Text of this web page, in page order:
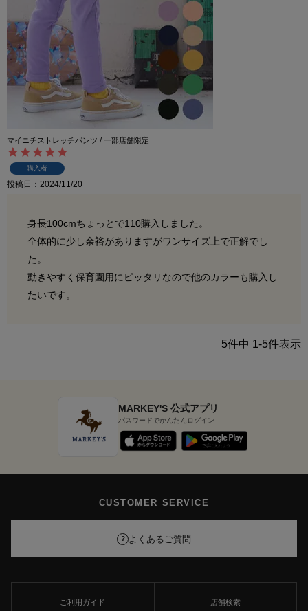
マイニチストレッチパンツ / 一部店舗限定
購入者
投稿日 2024/11/20
身長100cmちょっとで110購入しました。
全体的に少し余裕がありますがワンサイズ上で正解でし
た。
動きやすく保育園用にピッタリなので他のカラーも購入し
たいです。
5件中 1-5件表示
MARKEY'S 公式アプリ
パスワードでかんたんログイン
CUSTOMER SERVICE
? よくあるご質問
ご利用ガイド 店舗検索